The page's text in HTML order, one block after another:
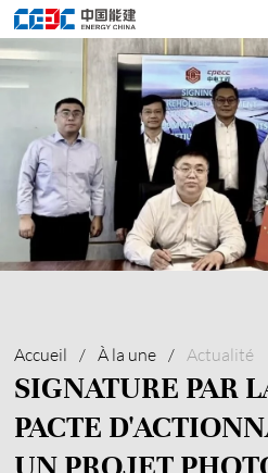
Accueil / À la une / Actualité
SIGNATURE PAR
PACTE